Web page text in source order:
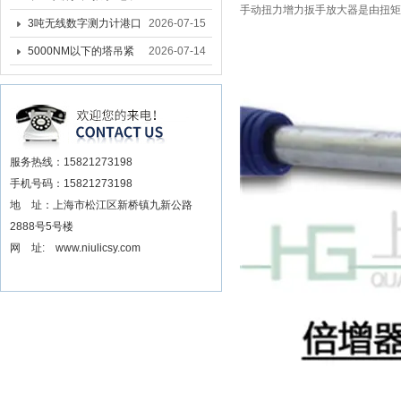
牌
显扭力工具厂家
数显扭力扳手 20NM精
准可调力矩扳手品牌
3吨无线数字测力计港口
吊装专用
2026-07-15
5000NM以下的塔吊紧
固大扭力电动扳手 塔机
安装电动扳手厂家
2026-07-14
服务热线：15821273198
手机号码：15821273198
地 址：上海市松江区新桥镇九新公路
2888号5号楼
网 址: www.niulicsy.com
手动扭力增力扳手放大器是由扭